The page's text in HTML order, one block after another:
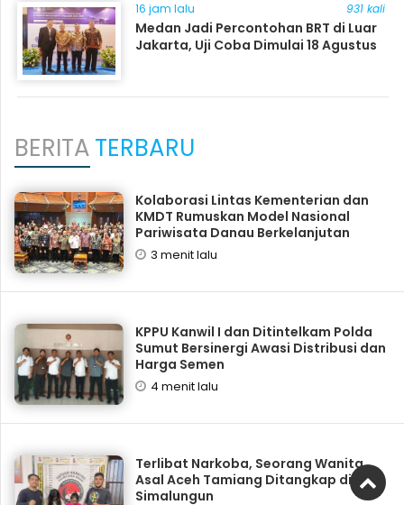
16 jam lalu 931 kali
Medan Jadi Percontohan BRT di Luar
Jakarta, Uji Coba Dimulai 18 Agustus
BERITATERBARU
Kolaborasi Lintas Kementerian dan
KMDT Rumuskan Model Nasional
Pariwisata Danau Berkelanjutan
3 menit lalu
KPPU Kanwil I dan Ditintelkam Polda
Sumut Bersinergi Awasi Distribusi dan
Harga Semen
4 menit lalu
Terlibat Narkoba, Seorang Wanita
Asal Aceh Tamiang Ditangkap di
Simalungun